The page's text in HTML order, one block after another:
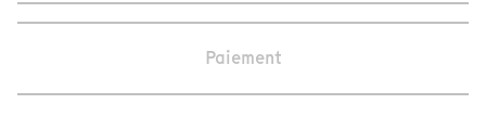
Paiement